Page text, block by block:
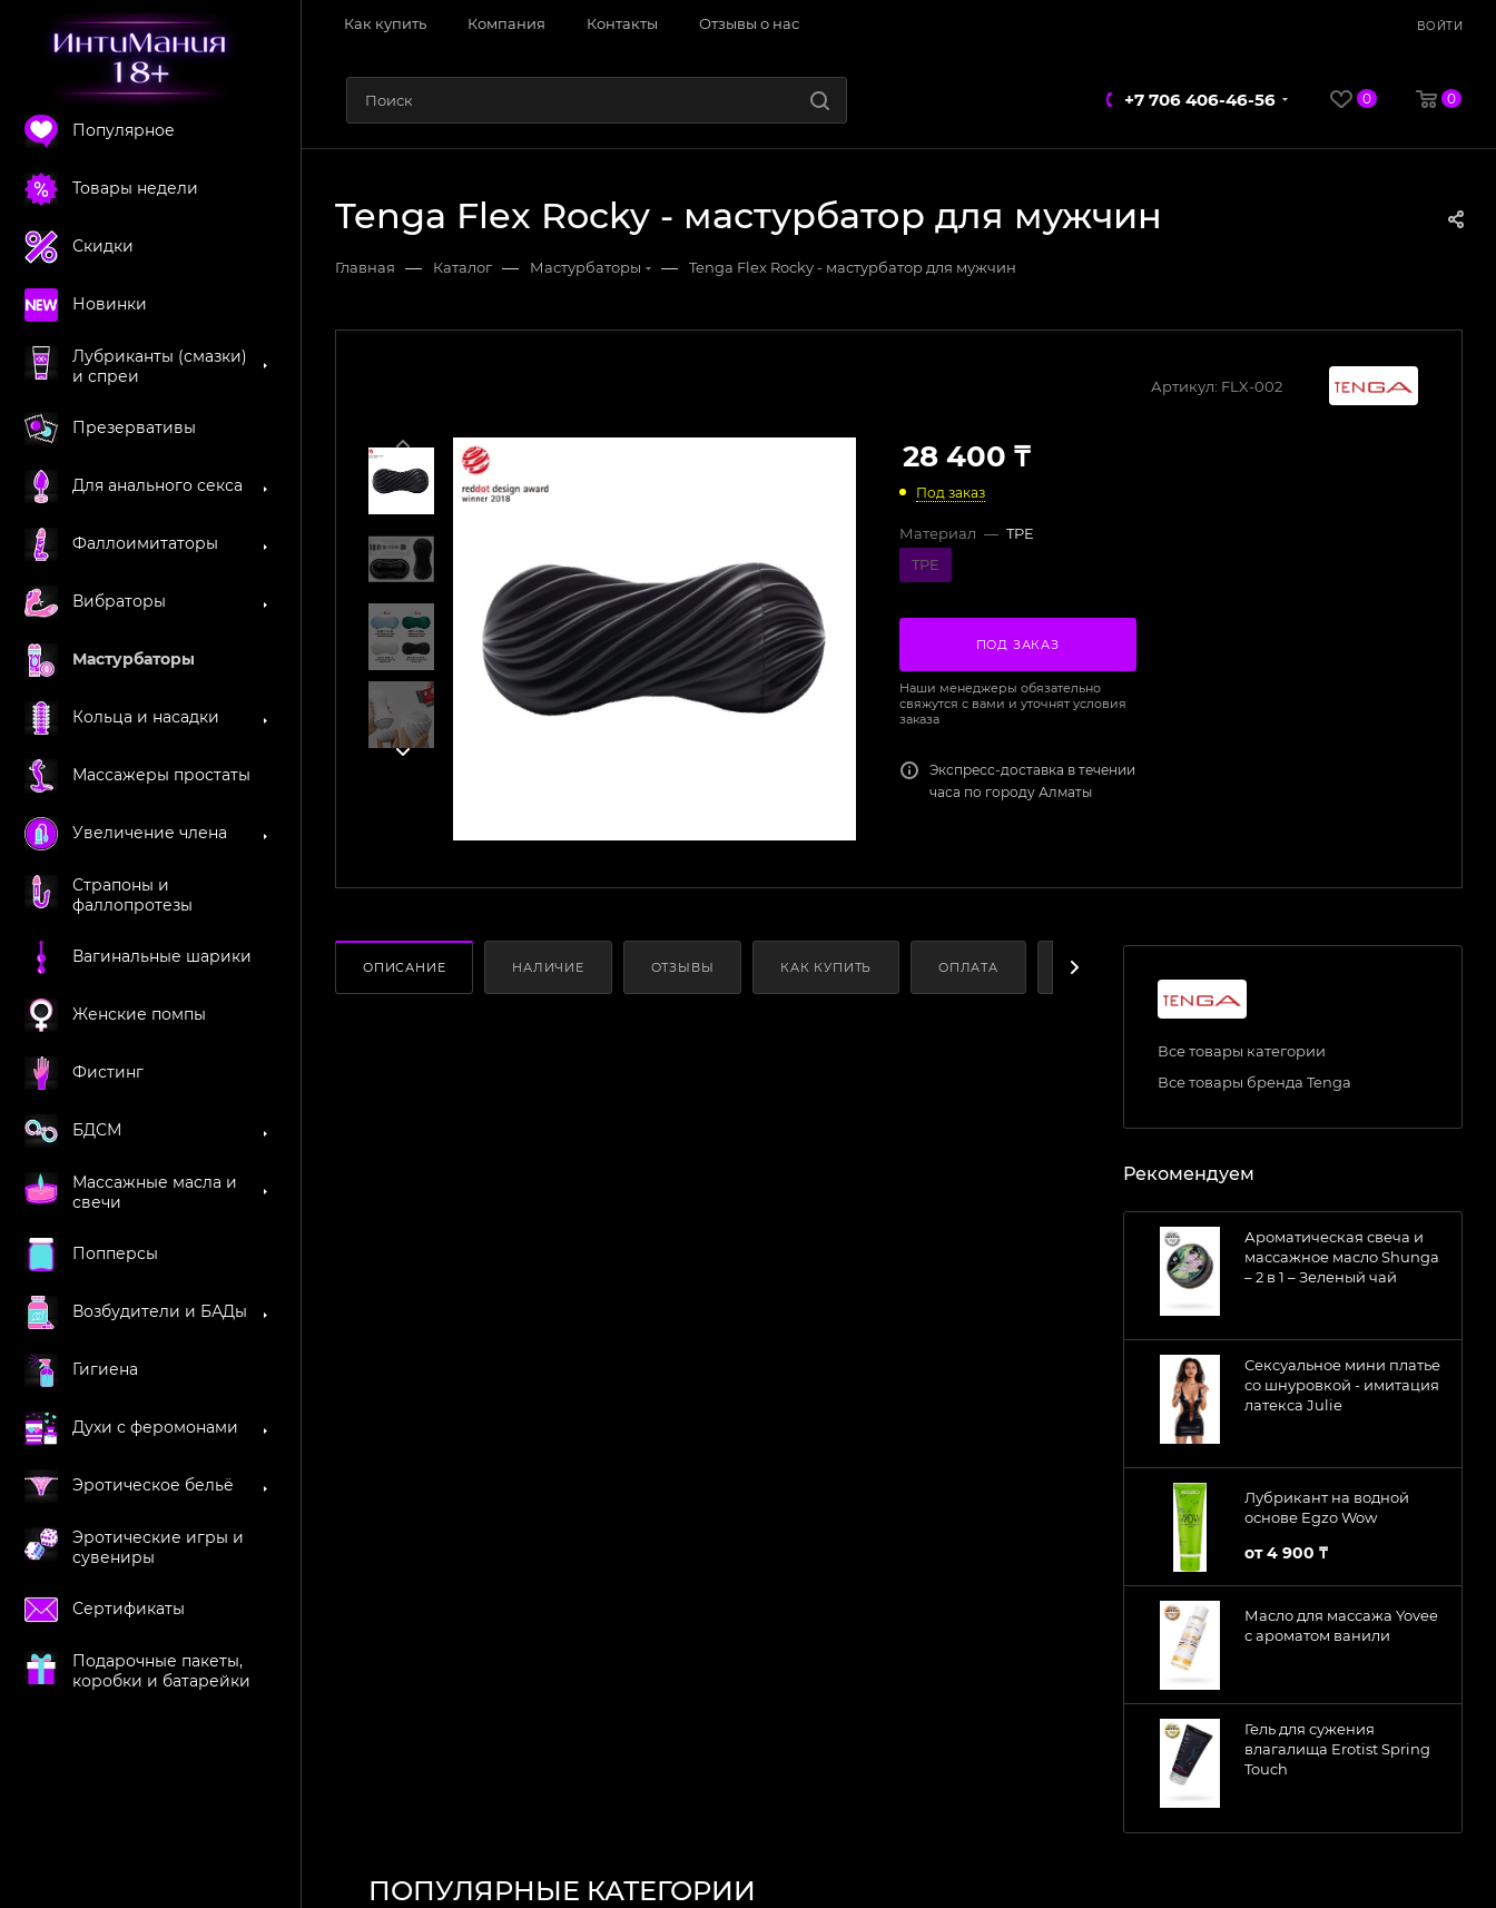
Как купить Компания Контакты Отзывы о нас ВОЙТИ
0 0
+7 706 406-46-56
Популярное
Товары недели
Скидки
Новинки
Лубриканты (смазки)
и спреи
Презервативы
Для анального секса
Фаллоимитаторы
Вибраторы
Мастурбаторы
Кольца и насадки
Массажеры простаты
Увеличение члена
Страпоны и
фаллопротезы
Вагинальные шарики
Женские помпы
Фистинг
БДСМ
Массажные масла и
свечи
Попперсы
Возбудители и БАДы
Гигиена
Духи с феромонами
Эротическое бельё
Эротические игры и
сувениры
Сертификаты
Подарочные пакеты,
коробки и батарейки
Tenga Flex Rocky - мастурбатор для мужчин
Главная — Каталог — Мастурбаторы — Tenga Flex Rocky - мастурбатор для мужчин
Артикул: FLX-002
28 400 ₸
Под заказ
Материал — TPE
TPE
ПОД ЗАКАЗ
Наши менеджеры обязательно
свяжутся с вами и уточнят условия
заказа
Экспресс-доставка в течении
часа по городу Алматы
ОПИСАНИЕ НАЛИЧИЕ ОТЗЫВЫ КАК КУПИТЬ ОПЛАТА ДОСТАВКА
Все товары категории
Все товары бренда Tenga
Рекомендуем
Ароматическая свеча и
массажное масло Shunga
– 2 в 1 – Зеленый чай
Сексуальное мини платье
со шнуровкой - имитация
латекса Julie
Лубрикант на водной
основе Egzo Wow
от4 900 ₸
Масло для массажа Yovee
с ароматом ванили
Гель для сужения
влагалища Erotist Spring
Touch
ПОПУЛЯРНЫЕ КАТЕГОРИИ